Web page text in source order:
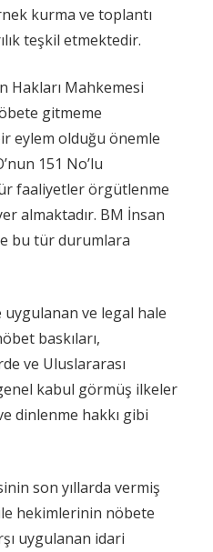
kurma ve toplantı
teşkil etmektedir.
Hakları Mahkemesi
gitmeme
eylem olduğu önemle
151 No’lu
faaliyetler örgütlenme
almaktadır. BM İnsan
bu tür durumlara
uygulanan ve legal hale
baskıları,
ve Uluslararası
kabul görmüş ilkeler
dinlenme hakkı gibi
son yıllarda vermiş
hekimlerinin nöbete
uygulanan idari